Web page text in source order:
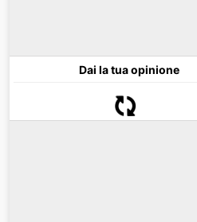
Dai la tua opinione